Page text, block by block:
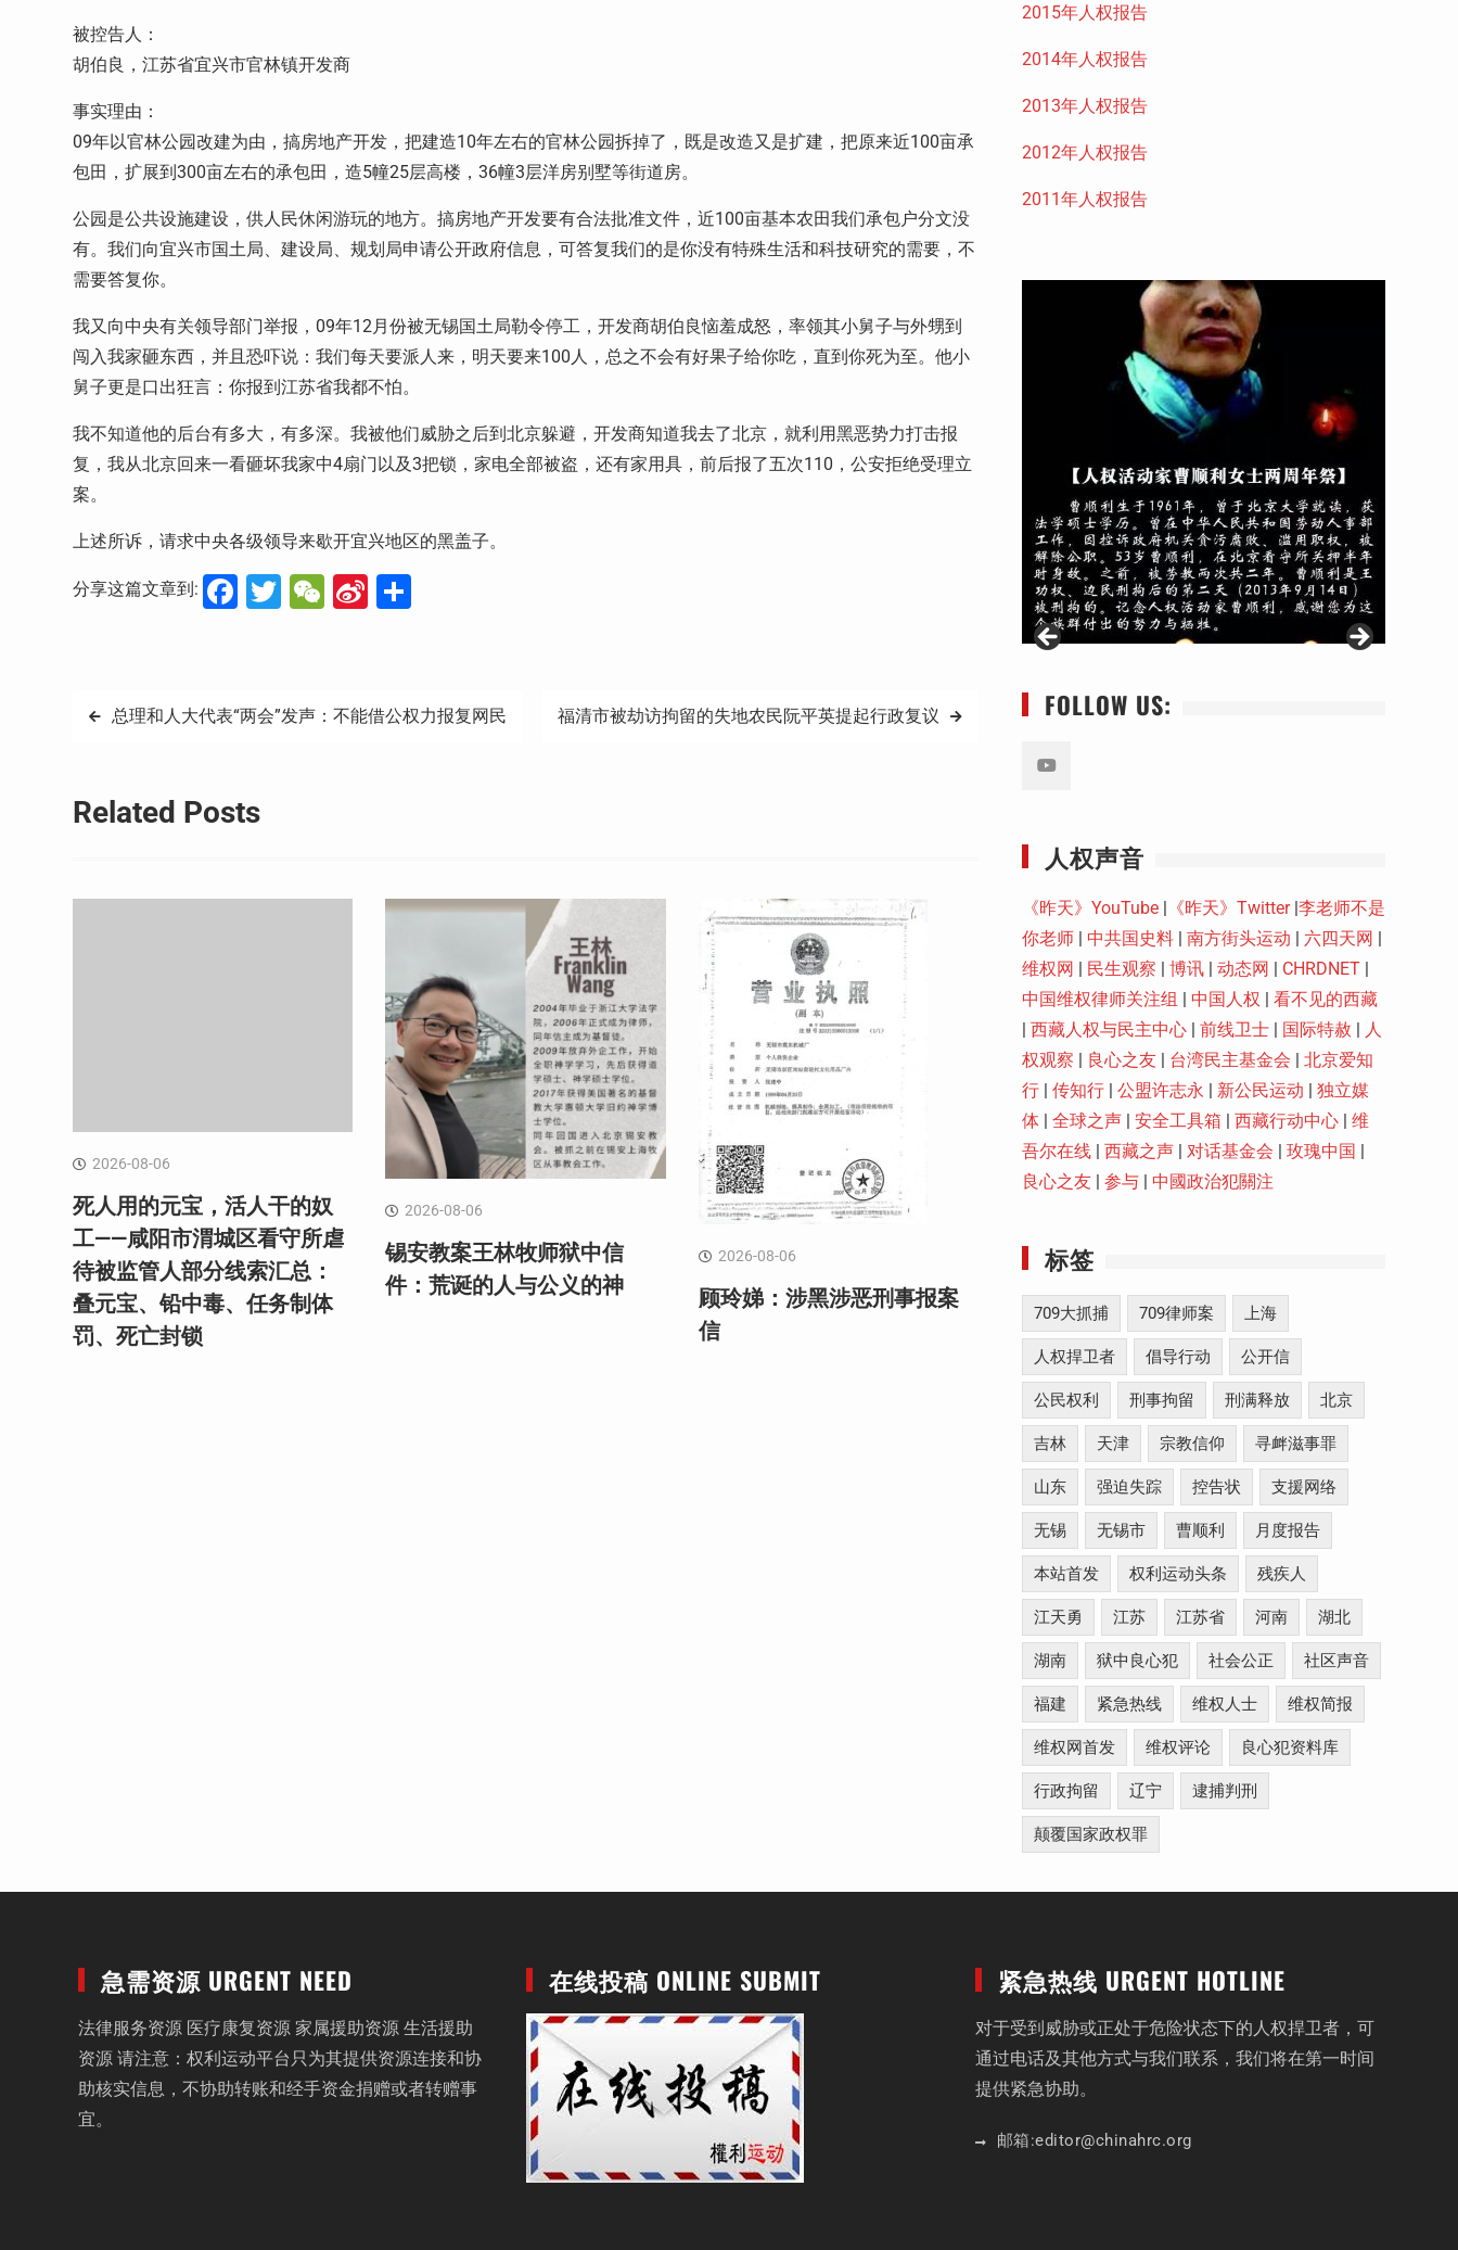
被控告人：
胡伯良，江苏省宜兴市官林镇开发商
事实理由：
09年以官林公园改建为由，搞房地产开发，把建造10年左右的官林公园拆掉了，既是改造又是扩建，把原来近100亩承
包田，扩展到300亩左右的承包田，造5幢25层高楼，36幢3层洋房别墅等街道房。
公园是公共设施建设，供人民休闲游玩的地方。搞房地产开发要有合法批准文件，近100亩基本农田我们承包户分文没
有。我们向宜兴市国土局、建设局、规划局申请公开政府信息，可答复我们的是你没有特殊生活和科技研究的需要，不
需要答复你。
我又向中央有关领导部门举报，09年12月份被无锡国土局勒令停工，开发商胡伯良恼羞成怒，率领其小舅子与外甥到
闯入我家砸东西，并且恐吓说：我们每天要派人来，明天要来100人，总之不会有好果子给你吃，直到你死为至。他小
舅子更是口出狂言：你报到江苏省我都不怕。
我不知道他的后台有多大，有多深。我被他们威胁之后到北京躲避，开发商知道我去了北京，就利用黑恶势力打击报
复，我从北京回来一看砸坏我家中4扇门以及3把锁，家电全部被盗，还有家用具，前后报了五次110，公安拒绝受理立
案。
上述所诉，请求中央各级领导来歇开宜兴地区的黑盖子。
分享这篇文章到: Facebook
Twitter
WeChat
Sina
文
导
总理和人大代表“两会”发声：不能借公权力报复网民 福清市被劫访拘留的失地农民阮平英提起行政复议
Related Posts
2026-08-06
死人用的元宝，活人干的奴
工——咸阳市渭城区看守所虐
待被监管人部分线索汇总：
叠元宝、铅中毒、任务制体
罚、死亡封锁
2026-08-06
锡安教案王林牧师狱中信
件：荒诞的人与公义的神
2026-08-06
顾玲娣：涉黑涉恶刑事报案
信
2015年人权报告
2014年人权报告
2013年人权报告
2012年人权报告
2011年人权报告
FOLLOW US:
人权声音
《昨天》YouTube | 《昨天》Twitter|李老师不是
你老师 | 中共国史料 | 南方街头运动 | 六四天网 |
维权网 | 民生观察 | 博讯 | 动态网 | CHRDNET |
中国维权律师关注组 | 中国人权 | 看不见的西藏
| 西藏人权与民主中心 | 前线卫士 | 国际特赦 | 人
权观察 | 良心之友 | 台湾民主基金会 | 北京爱知
行 | 传知行 | 公盟许志永 | 新公民运动 | 独立媒
体 | 全球之声 | 安全工具箱 | 西藏行动中心 | 维
吾尔在线 | 西藏之声 | 对话基金会 | 玫瑰中国 |
良心之友 | 参与 | 中國政治犯關注
标签
709大抓捕 709律师案 上海
人权捍卫者 倡导行动 公开信
公民权利 刑事拘留 刑满释放 北京
吉林 天津 宗教信仰 寻衅滋事罪
山东 强迫失踪 控告状 支援网络
无锡 无锡市 曹顺利 月度报告
本站首发 权利运动头条 残疾人
江天勇 江苏 江苏省 河南 湖北
湖南 狱中良心犯 社会公正 社区声音
福建 紧急热线 维权人士 维权简报
维权网首发 维权评论 良心犯资料库
行政拘留 辽宁 逮捕判刑
颠覆国家政权罪
急需资源 URGENT NEED
法律服务资源 医疗康复资源 家属援助资源 生活援助
资源 请注意：权利运动平台只为其提供资源连接和协
助核实信息，不协助转账和经手资金捐赠或者转赠事
宜。
在线投稿 ONLINE SUBMIT 紧急热线 URGENT HOTLINE
对于受到威胁或正处于危险状态下的人权捍卫者，可
通过电话及其他方式与我们联系，我们将在第一时间
提供紧急协助。
邮箱:editor@chinahrc.org